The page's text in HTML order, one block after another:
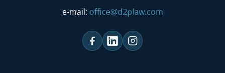
e-mail: office@d2plaw.com